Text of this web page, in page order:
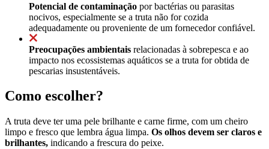
Potencial de contaminação por bactérias ou parasitas
nocivos, especialmente se a truta não for cozida
adequadamente ou proveniente de um fornecedor confiável.
Preocupações ambientais relacionadas à sobrepesca e ao
impacto nos ecossistemas aquáticos se a truta for obtida de
pescarias insustentáveis.
Como escolher?
A truta deve ter uma pele brilhante e carne firme, com um cheiro
limpo e fresco que lembra água limpa. Os olhos devem ser claros e
brilhantes, indicando a frescura do peixe.